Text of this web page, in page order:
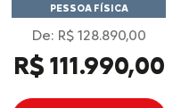
PESSOA FÍSICA
De: R$ 128.890,00
R$ 111.990,00